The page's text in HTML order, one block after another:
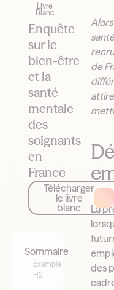
Livre
Blanc
Enquête
sur le
bien-être
et la
santé
mentale
des
soignants
en
France
Télécharger
le livre
blanc
Sommaire
Example
H2
de
La
des